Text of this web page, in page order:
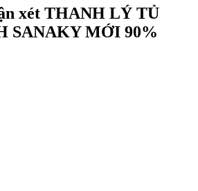
xét THANH LÝ TỦ
SANAKY MỚI 90%